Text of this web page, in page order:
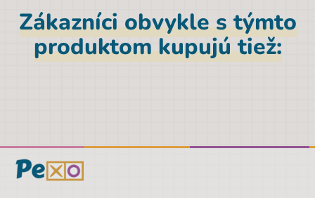
Zákazníci obvykle s týmto
produktom kupujú tiež: